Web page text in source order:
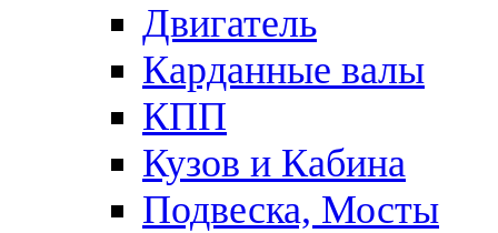
Двигатель
Карданные валы
КПП
Кузов и Кабина
Подвеска, Мосты